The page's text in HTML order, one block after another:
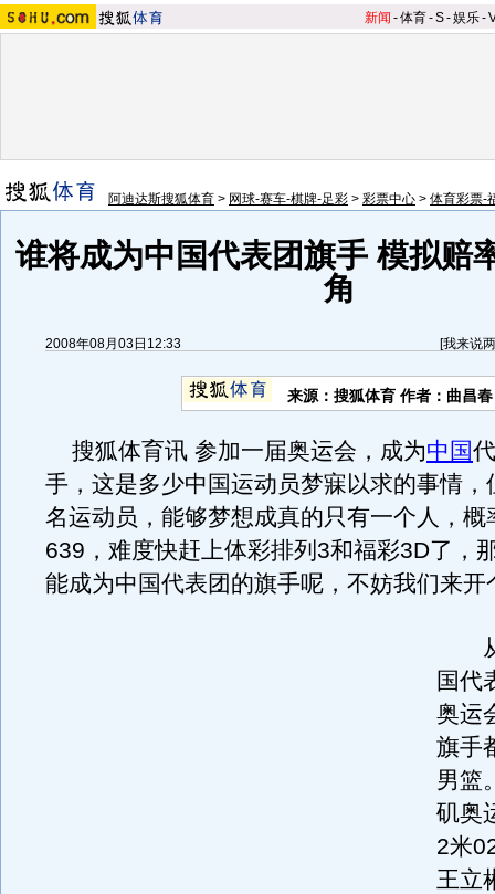
新闻 -体育-S-娱乐-
阿迪达斯搜狐体育 > 网球-赛车-棋牌-足彩 > 彩票中心 > 体育彩票-
谁将成为中国代表团旗手 模拟赔
角
2008年08月03日12:33 [我来说
来源：搜狐体育 作者：曲昌春
搜狐体育讯 参加一届奥运会，成为中国
手，这是多少中国运动员梦寐以求的事情，
名运动员，能够梦想成真的只有一个人，概
639，难度快赶上体彩排列3和福彩3D了，
能成为中国代表团的旗手呢，不妨我们来开
从
国代
奥运
旗手
男篮
矶奥
2米
王立